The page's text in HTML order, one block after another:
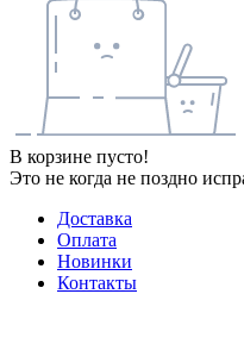
В корзине пусто!
Это не когда не поздно
Доставка
Оплата
Новинки
Контакты